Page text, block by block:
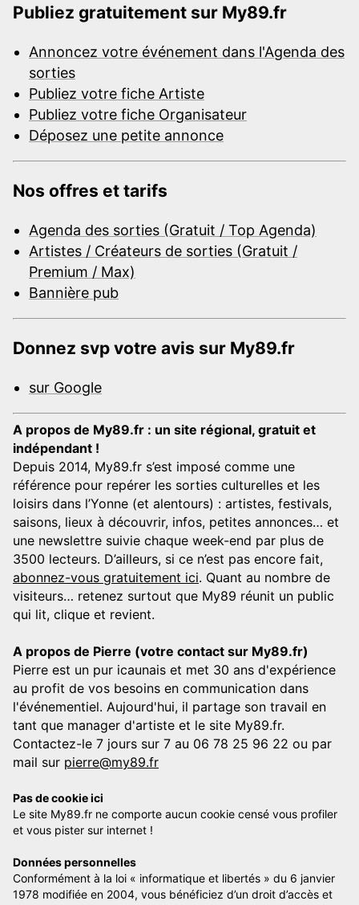
Publiez gratuitement sur My89.fr
Annoncez votre événement dans l'Agenda des
sorties
Publiez votre fiche Artiste
Publiez votre fiche Organisateur
Déposez une petite annonce
Nos offres et tarifs
Agenda des sorties (Gratuit / Top Agenda)
Artistes / Créateurs de sorties (Gratuit /
Premium / Max)
Bannière pub
Donnez svp votre avis sur My89.fr
sur Google
A propos de My89.fr : un site régional, gratuit et
indépendant !
Depuis 2014, My89.fr s’est imposé comme une
référence pour repérer les sorties culturelles et les
loisirs dans l’Yonne (et alentours) : artistes, festivals,
saisons, lieux à découvrir, infos, petites annonces… et
une newslettre suivie chaque week-end par plus de
3500 lecteurs. D’ailleurs, si ce n’est pas encore fait,
abonnez-vous gratuitement ici. Quant au nombre de
visiteurs… retenez surtout que My89 réunit un public
qui lit, clique et revient.
A propos de Pierre (votre contact sur My89.fr)
Pierre est un pur icaunais et met 30 ans d'expérience
au profit de vos besoins en communication dans
l'événementiel. Aujourd'hui, il partage son travail en
tant que manager d'artiste et le site My89.fr.
Contactez-le 7 jours sur 7 au 06 78 25 96 22 ou par
mail sur pierre@my89.fr
Pas de cookie ici
Le site My89.fr ne comporte aucun cookie censé vous profiler
et vous pister sur internet !
Données personnelles
Conformément à la loi « informatique et libertés » du 6 janvier
1978 modifiée en 2004, vous bénéficiez d’un droit d’accès et